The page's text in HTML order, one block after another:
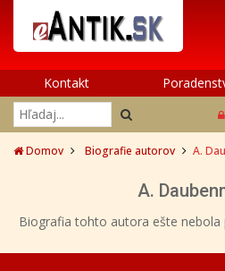
Kontakt
Domov Biografie autorov A.
A.
Biografia tohto autora ešte nebola